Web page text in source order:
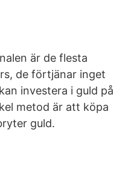
är de flesta
de förtjänar inget
investera i guld på
metod är att köpa
guld.